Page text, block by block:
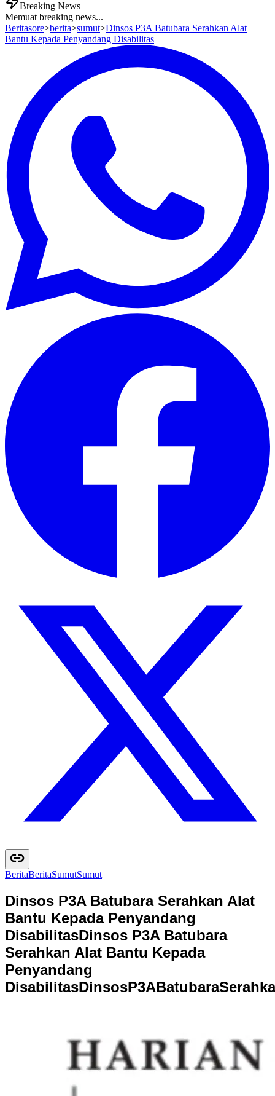
Breaking News
Memuat breaking news...
Beritasore>berita>sumut>Dinsos P3A Batubara Serahkan Alat
Bantu Kepada Penyandang Disabilitas
BeritaBeritaSumutSumut
Dinsos P3A Batubara Serahkan Alat
Bantu Kepada Penyandang
DisabilitasDinsos P3A Batubara
Serahkan Alat Bantu Kepada
Penyandang
DisabilitasDinsosP3ABatubaraSerahka